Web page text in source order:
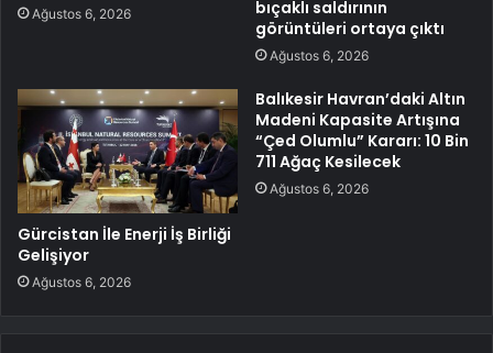
Ağustos 6, 2026
bıçaklı saldırının
görüntüleri ortaya çıktı
Ağustos 6, 2026
Gürcistan İle Enerji İş Birliği
Gelişiyor
Ağustos 6, 2026
Balıkesir Havran’daki Altın
Madeni Kapasite Artışına
“Çed Olumlu” Kararı: 10 Bin
711 Ağaç Kesilecek
Ağustos 6, 2026